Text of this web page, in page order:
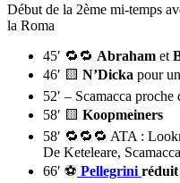
Début de la 2ème mi-temps
la Roma
45′ 🔁🔁 Abraham et
46′ 🟨 N’Dicka pour
52′ – Scamacca proche
58′ 🟨 Koopmeiners
58′ 🔁🔁🔁 ATA :
De Keteleare,
66′ ⚽ Pellegrini réduit